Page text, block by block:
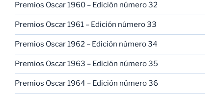
Premios Oscar 1960 – Edición número 32
Premios Oscar 1961 – Edición número 33
Premios Oscar 1962 – Edición número 34
Premios Oscar 1963 – Edición número 35
Premios Oscar 1964 – Edición número 36